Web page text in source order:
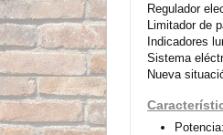
Regulador
Limitador de
Indicadores
Sistema
Nueva